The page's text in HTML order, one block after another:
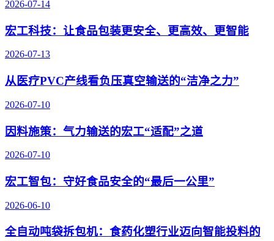
2026-07-14
宏工科技：让食品包装更安全、更高效、更智能
2026-07-13
从医疗PVC产线看负压真空输送的“洁净之力”
2026-07-10
因料施策：气力输送的宏工“适配”之道
2026-07-10
宏工智包：守好食品安全的“最后一公里”
2026-06-10
全自动吨袋拆包机：食药化塑行业迈向智能投料的